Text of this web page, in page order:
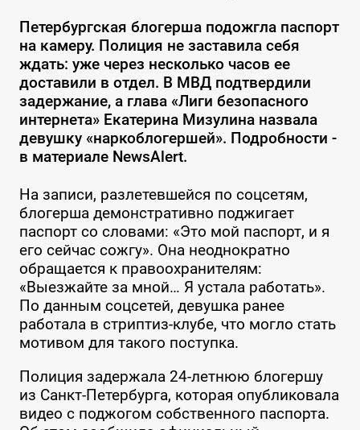
Петербургская блогерша подожгла паспорт
на камеру. Полиция не заставила себя
ждать: уже через несколько часов ее
доставили в отдел. В МВД подтвердили
задержание, а глава «Лиги безопасного
интернета» Екатерина Мизулина назвала
девушку «наркоблогершей». Подробности -
в материале NewsAlert.
На записи, разлетевшейся по соцсетям,
блогерша демонстративно поджигает
паспорт со словами: «Это мой паспорт, и я
его сейчас сожгу». Она неоднократно
обращается к правоохранителям:
«Выезжайте за мной… Я устала работать».
По данным соцсетей, девушка ранее
работала в стриптиз-клубе, что могло стать
мотивом для такого поступка.
Полиция задержала 24-летнюю блогершу
из Санкт-Петербурга, которая опубликовала
видео с поджогом собственного паспорта.